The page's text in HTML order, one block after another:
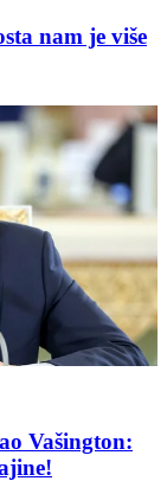
nam je više
Vašington: